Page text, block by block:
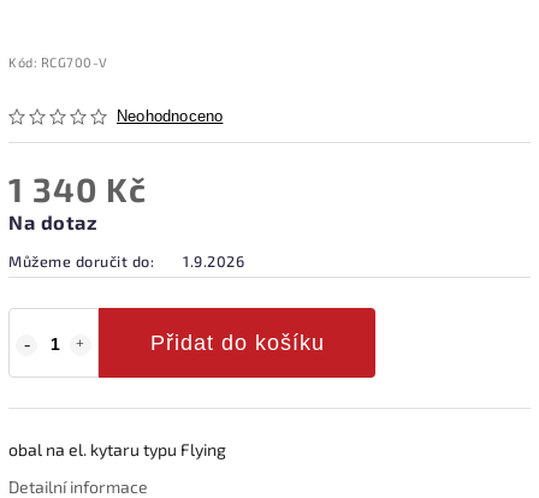
Kód: RCG700-V
Neohodnoceno
1 340 Kč
Na dotaz
Můžeme doručit do: 1.9.2026
Přidat do košíku
obal na el. kytaru typu Flying
Detailní informace